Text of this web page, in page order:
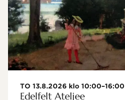
TO 13.8.2026 klo 10:00–16:00
Edelfelt Ateljee